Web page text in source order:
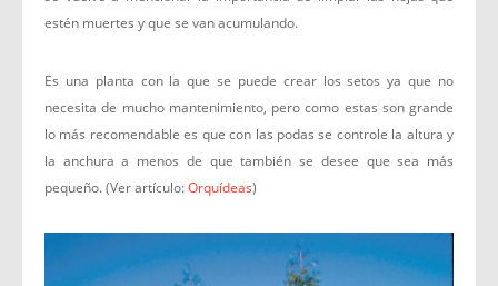
estén muertes y que se van acumulando.
Es una planta con la que se puede crear los setos ya que no
necesita de mucho mantenimiento, pero como estas son grande
lo más recomendable es que con las podas se controle la altura y
la anchura a menos de que también se desee que sea más
pequeño. (Ver artículo:Orquídeas)